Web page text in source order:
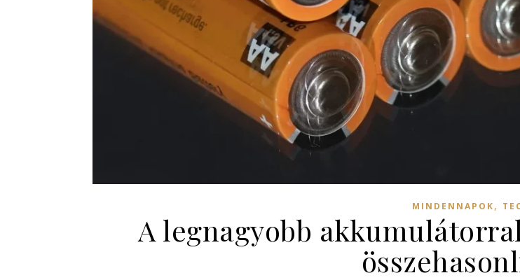
MINDENNAPOK,
A legnagyobb